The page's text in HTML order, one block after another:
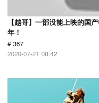
【越哥】一部没能上映的国
年！
# 367
2020-07-21 08:42